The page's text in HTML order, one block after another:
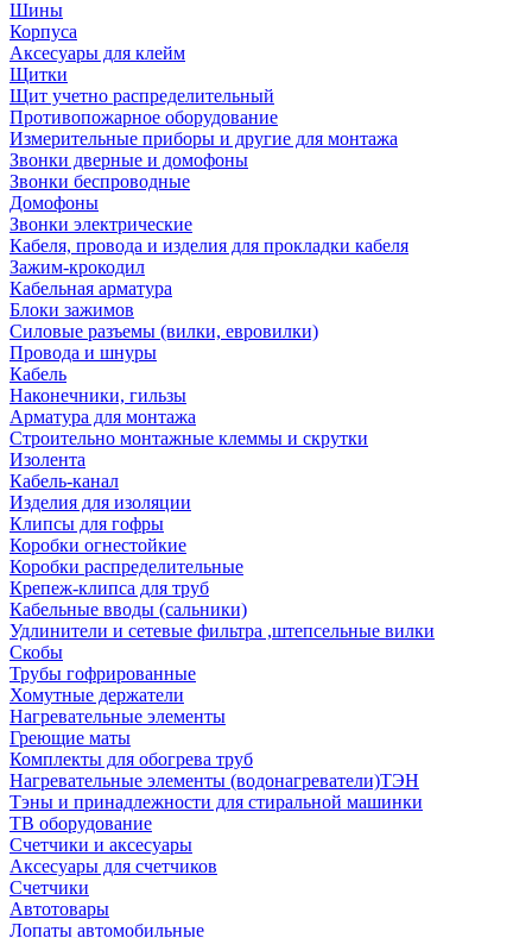
Шины
Корпуса
Аксесуары для клейм
Щитки
Щит учетно распределительный
Противопожарное оборудование
Измерительные приборы и другие для монтажа
Звонки дверные и домофоны
Звонки беспроводные
Домофоны
Звонки электрические
Кабеля, провода и изделия для прокладки кабеля
Зажим-крокодил
Кабельная арматура
Блоки зажимов
Силовые разъемы (вилки, евровилки)
Провода и шнуры
Кабель
Наконечники, гильзы
Арматура для монтажа
Строительно монтажные клеммы и скрутки
Изолента
Кабель-канал
Изделия для изоляции
Клипсы для гофры
Коробки огнестойкие
Коробки распределительные
Крепеж-клипса для труб
Кабельные вводы (сальники)
Удлинители и сетевые фильтра ,штепсельные вилки
Скобы
Трубы гофрированные
Хомутные держатели
Нагревательные элементы
Греющие маты
Комплекты для обогрева труб
Нагревательные элементы (водонагреватели)ТЭН
Тэны и принадлежности для стиральной машинки
ТВ оборудование
Счетчики и аксесуары
Аксесуары для счетчиков
Счетчики
Автотовары
Лопаты автомобильные